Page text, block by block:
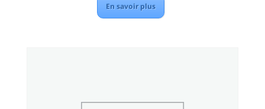
En savoir plus